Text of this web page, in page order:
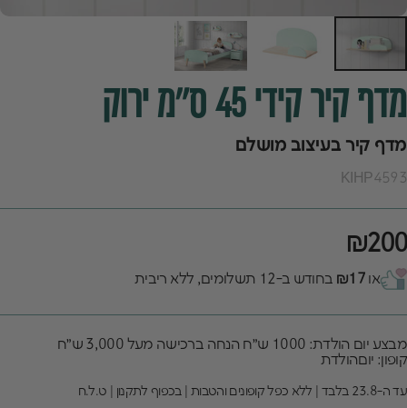
מדףקירקידי45ס"מירוק
מדף קיר בעיצוב מושלם
KIHP4593
₪200
או₪17 בחודש ב-12 תשלומים, ללא ריבית
מבצע יום הולדת: 1000 ש״ח הנחה ברכישה מעל 3,000 ש״ח
קופון: יוםהולדת
עד ה-23.8 בלבד | ללא כפל קופונים והטבות | בכפוף לתקנון | ט.ל.ח